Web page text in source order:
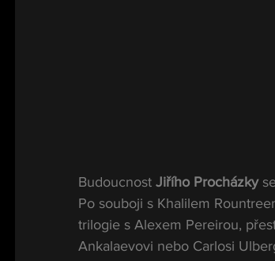
Budoucnost Jiřího Procházky
Po souboji s Khalilem
trilogie s Alexem Pereirou,
Ankalaevovi nebo Carlosi